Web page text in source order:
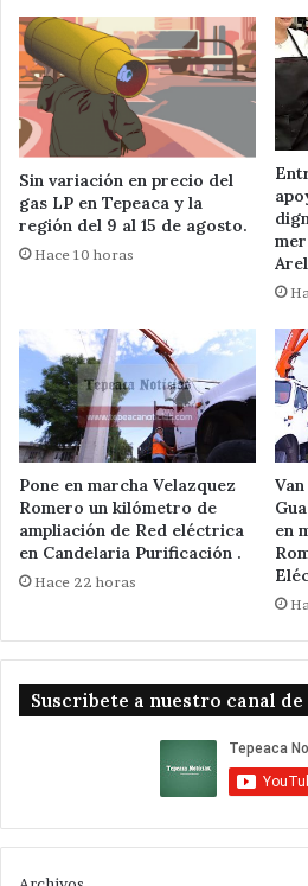
Sin variación en precio del
gas LP en Tepeaca y la
región del 9 al 15 de agosto.
Hace 10 horas
Pone en marcha Velazquez
Romero un kilómetro de
ampliación de Red eléctrica
en Candelaria Purificación .
Hace 22 horas
en
Suscribete a nuestro canal de